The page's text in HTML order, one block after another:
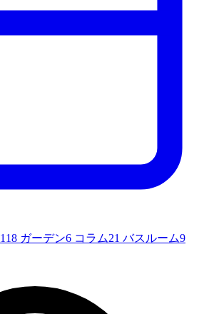
118 ガーデン6 コラム21 バスルーム9